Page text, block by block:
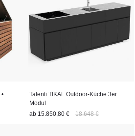
Talenti TIKAL Outdoor-Küche 3er
Modul
ab 15.850,80 € 18.648 €